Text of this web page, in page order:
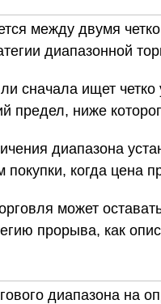
между двумя
диапазонной
сначала ищет
предел, ниже
диапазона
покупки, когда цена
может
прорыва, как
диапазона на